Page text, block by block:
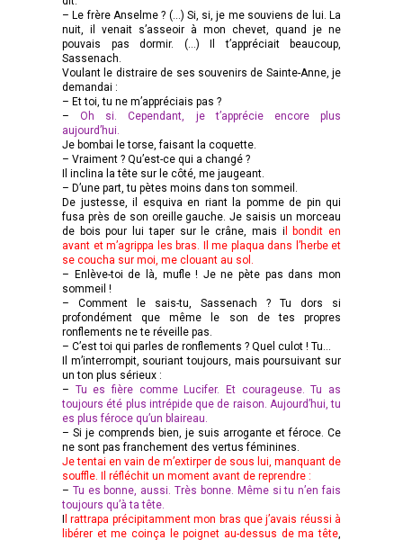
– Le frère Anselme ? (…) Si, si, je me souviens de lui. La
nuit, il venait s’asseoir à mon chevet, quand je ne
pouvais pas dormir. (…) Il t’appréciait beaucoup,
Sassenach.
Voulant le distraire de ses souvenirs de Sainte-Anne, je
demandai :
– Et toi, tu ne m’appréciais pas ?
–Oh si. Cependant, je t’apprécie encore plus
aujourd’hui.
Je bombai le torse, faisant la coquette.
– Vraiment ? Qu’est-ce qui a changé ?
Il inclina la tête sur le côté, me jaugeant.
– D’une part, tu pètes moins dans ton sommeil.
De justesse, il esquiva en riant la pomme de pin qui
fusa près de son oreille gauche. Je saisis un morceau
de bois pour lui taper sur le crâne, mais i l bondit en
avant et m’agrippa les bras. Il me plaqua dans l’herbe et
se coucha sur moi, me clouant au sol.
– Enlève-toi de là, mufle ! Je ne pète pas dans mon
sommeil !
– Comment le sais-tu, Sassenach ? Tu dors si
profondément que même le son de tes propres
ronflements ne te réveille pas.
– C’est toi qui parles de ronflements ? Quel culot ! Tu…
Il m’interrompit, souriant toujours, mais poursuivant sur
un ton plus sérieux :
– Tu es fière comme Lucifer. Et courageuse. Tu as
toujours été plus intrépide que de raison. Aujourd’hui, tu
es plus féroce qu’un blaireau.
– Si je comprends bien, je suis arrogante et féroce. Ce
ne sont pas franchement des vertus féminines.
Je tentai en vain de m’extirper de sous lui, manquant de
souffle. Il réfléchit un moment avant de reprendre :
– Tu es bonne, aussi. Très bonne. Même si tu n’en fais
toujours qu’à ta tête.
I l rattrapa précipitamment mon bras que j’avais réussi à
libérer et me coinça le poignet au-dessus de ma tête